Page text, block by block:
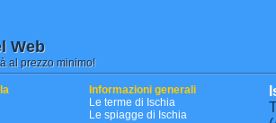
Web
al prezzo minimo!
Informazioni generali
Le terme di Ischia
Le spiagge di Ischia